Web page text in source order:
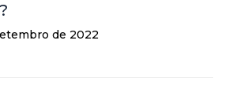
de 2022